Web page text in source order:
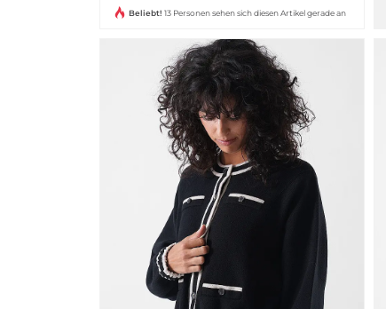
Beliebt! 13 Personen sehen sich diesen Artikel gerade an